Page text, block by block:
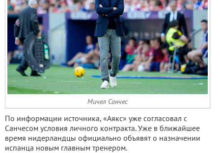
Мичел Санчес
По информации источника, «Аякс» уже согласовал с
Санчесом условия личного контракта. Уже в ближайшее
время нидерландцы официально объявят о назначении
испанца новым главным тренером.